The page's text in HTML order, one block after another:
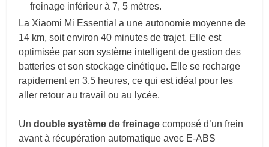
freinage inférieur à 7, 5 mètres.
La Xiaomi Mi Essential a une autonomie moyenne de
14 km, soit environ 40 minutes de trajet. Elle est
optimisée par son système intelligent de gestion des
batteries et son stockage cinétique. Elle se recharge
rapidement en 3,5 heures, ce qui est idéal pour les
aller retour au travail ou au lycée.
Undouble système de freinage composé d’un frein
avant à récupération automatique avec E-ABS